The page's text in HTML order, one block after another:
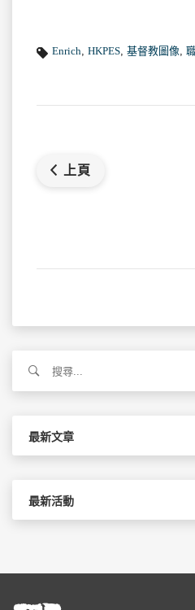
Enrich, HKPES, 基督教圖像,
上頁
關
最新文章
最新活動